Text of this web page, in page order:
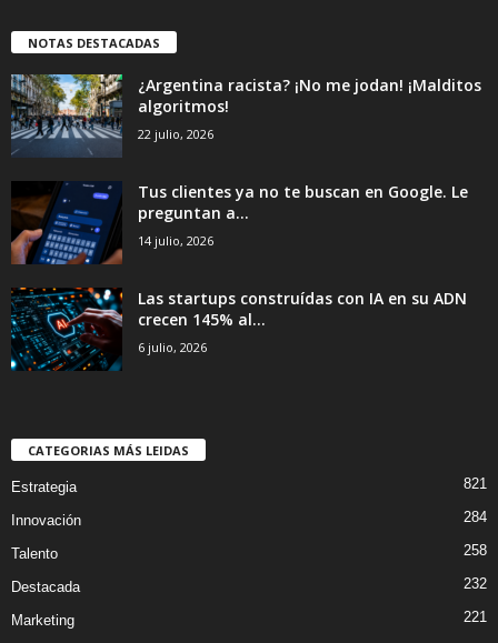
NOTAS DESTACADAS
¿Argentina racista? ¡No me jodan! ¡Malditos
algoritmos!
22 julio, 2026
Tus clientes ya no te buscan en Google. Le
preguntan a...
14 julio, 2026
Las startups construídas con IA en su ADN
crecen 145% al...
6 julio, 2026
CATEGORIAS MÁS LEIDAS
Estrategia 821
Innovación 284
Talento 258
Destacada 232
Marketing
221